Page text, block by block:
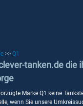
>> Q1
tanken.de die
Marke Q1 keine
wenn Sie unsere